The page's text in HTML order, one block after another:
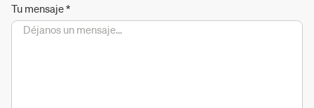
Tu mensaje*